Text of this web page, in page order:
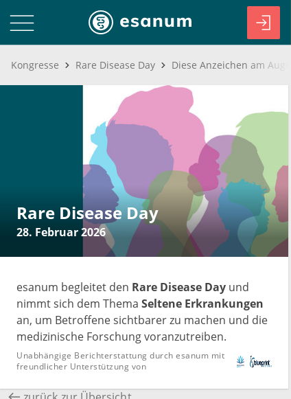
Kongresse Rare Disease Day
Rare Disease Day
28. Februar 2026
esanum begleitet den Rare Disease Day und
nimmt sich dem Thema Seltene Erkrankungen
an, um Betroffene sichtbarer zu machen und die
medizinische Forschung voranzutreiben.
Unabhängige Berichterstattung durch esanum mit
freundlicher Unterstützung von